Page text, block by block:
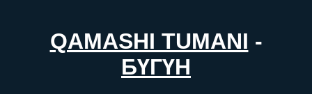
QAMASHI TUMANI -
БҮГҮН